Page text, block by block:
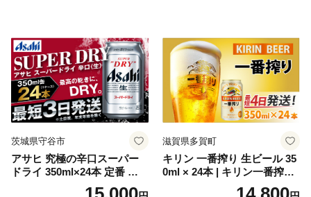
セット 詰め合わせ カクテル
ソーダ割り アルコール ロッ
ク ソーダ ジントニック 】
茨城県守谷市
アサヒ 究極の辛口スーパー
ドライ 350ml×24本 定番 ビー
ル 缶ビール 酒 お酒 アルコー
滋賀県多賀町
キリン 一番搾り 生ビール 35
0ml × 24本 | キリン一番搾り
キリンビール 一番搾り ビー